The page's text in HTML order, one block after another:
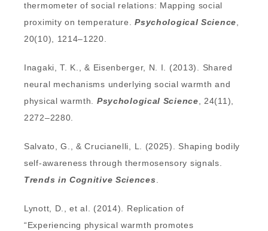
thermometer of social relations: Mapping social
proximity on temperature.Psychological Science,
20(10), 1214–1220.
Inagaki, T. K., & Eisenberger, N. I. (2013). Shared
neural mechanisms underlying social warmth and
physical warmth. Psychological Science, 24(11),
2272–2280.
Salvato, G., & Crucianelli, L. (2025). Shaping bodily
self-awareness through thermosensory signals.
Trends in Cognitive Sciences.
Lynott, D., et al. (2014). Replication of
“Experiencing physical warmth promotes